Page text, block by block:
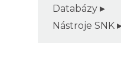
Databázy
Nástroje SNK